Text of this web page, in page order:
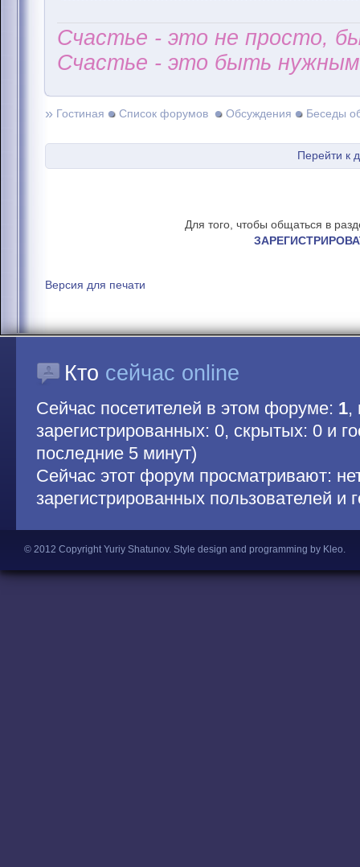
Счастье - это не просто,
Счастье - это быть
» Гостиная Список форумов Обсуждения Беседы
Перейти к
Для того, чтобы общаться в
Версия для печати
Кто сейчас online
Сейчас посетителей в этом форуме: 1,
зарегистрированных: 0, скрытых: 0 и
последние 5 минут)
Сейчас этот форум просматривают:
зарегистрированных пользователей и
© 2012 Copyright Yuriy Shatunov. Style design and programming by Kleo.